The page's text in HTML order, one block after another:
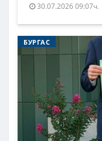
30.07.2026 09:07ч.
БУРГАС